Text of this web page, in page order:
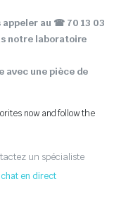
appeler au ☎ 70 13 03
notre laboratoire
avec une pièce de
now and follow the
un spécialiste
en direct